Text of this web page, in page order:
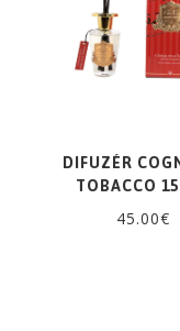
DIFUZÉR
TOBACCO
45.00€